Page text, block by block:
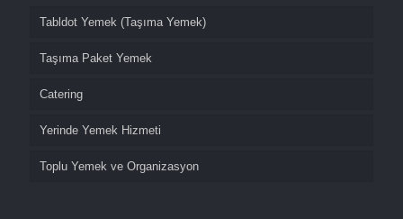
Tabldot Yemek (Taşıma Yemek)
Taşıma Paket Yemek
Catering
Yerinde Yemek Hizmeti
Toplu Yemek ve Organizasyon